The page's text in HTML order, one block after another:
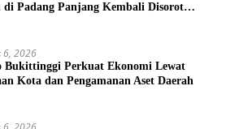
di Padang Panjang Kembali Disorot
6, 2026
Bukittinggi Perkuat Ekonomi Lewat
Kota dan Pengamanan Aset Daerah